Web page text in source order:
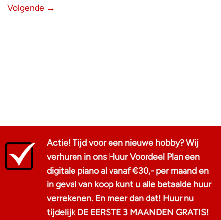
Volgende →
Actie! Tijd voor een nieuwe hobby? Wij
verhuren in ons Huur Voordeel Plan een
digitale piano al vanaf €30,- per maand en
in geval van koop kunt u alle betaalde huur
verrekenen. En meer dan dat! Huur nu
tijdelijk DE EERSTE 3 MAANDEN GRATIS!